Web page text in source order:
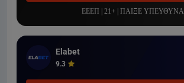
ΕΕΕΠ | 21+ | ΠΑΙΞΕ ΥΠΕΥΘΥΝΑ
Elabet
9.3